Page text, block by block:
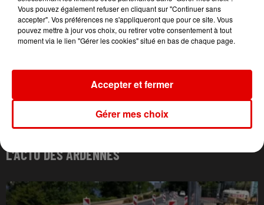
L'ACTU DES ARDENNES
Vous pouvez également refuser en cliquant sur "Continuer sans
accepter". Vos préférences ne s'appliqueront que pour ce site. Vous
pouvez mettre à jour vos choix, ou retirer votre consentement à tout
moment via le lien "Gérer les cookies" situé en bas de chaque page.
Gérer mes choix
Accepter et fermer